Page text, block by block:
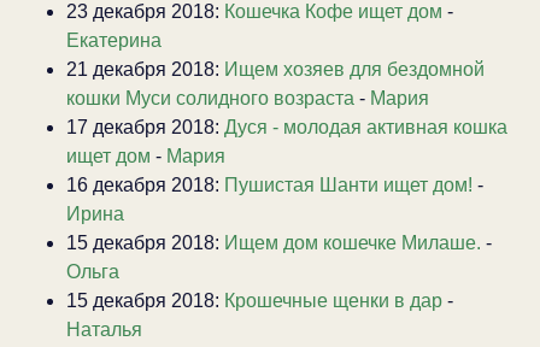
23 декабря 2018: Кошечка Кофе ищет дом -
Екатерина
21 декабря 2018: Ищем хозяев для бездомной
кошки Муси солидного возраста - Мария
17 декабря 2018: Дуся - молодая активная кошка
ищет дом - Мария
16 декабря 2018: Пушистая Шанти ищет дом! -
Ирина
15 декабря 2018: Ищем дом кошечке Милаше. -
Ольга
15 декабря 2018: Крошечные щенки в дар -
Наталья